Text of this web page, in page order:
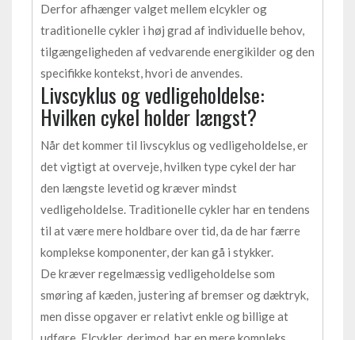
Derfor afhænger valget mellem elcykler og
traditionelle cykler i høj grad af individuelle behov,
tilgængeligheden af vedvarende energikilder og den
specifikke kontekst, hvori de anvendes.
Livscyklus og vedligeholdelse:
Hvilken cykel holder længst?
Når det kommer til livscyklus og vedligeholdelse, er
det vigtigt at overveje, hvilken type cykel der har
den længste levetid og kræver mindst
vedligeholdelse. Traditionelle cykler har en tendens
til at være mere holdbare over tid, da de har færre
komplekse komponenter, der kan gå i stykker.
De kræver regelmæssig vedligeholdelse som
smøring af kæden, justering af bremser og dæktryk,
men disse opgaver er relativt enkle og billige at